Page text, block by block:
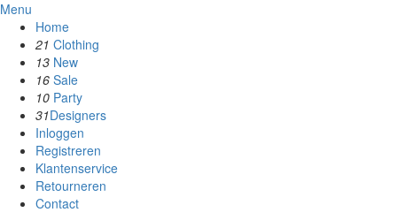
Menu
Home
21 Clothing
13 New
16 Sale
10 Party
31Designers
Inloggen
Registreren
Klantenservice
Retourneren
Contact